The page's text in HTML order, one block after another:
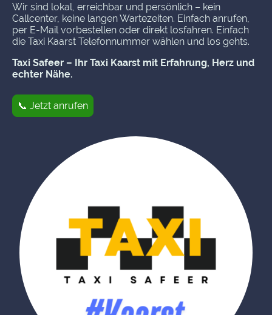
Wir sind lokal, erreichbar und persönlich – kein
Callcenter, keine langen Wartezeiten. Einfach anrufen,
per E-Mail vorbestellen oder direkt losfahren. Einfach
die Taxi Kaarst Telefonnummer wählen und los gehts.
Taxi Safeer – Ihr Taxi Kaarst mit Erfahrung, Herz und
echter Nähe.
📞 Jetzt anrufen